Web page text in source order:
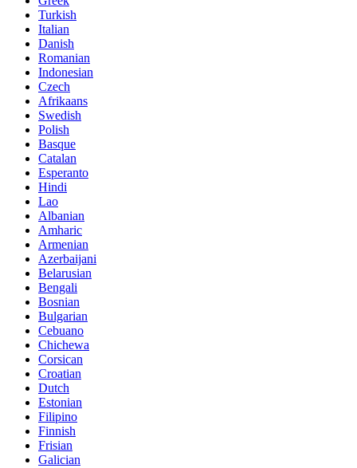
Turkish
Italian
Danish
Romanian
Indonesian
Czech
Afrikaans
Swedish
Polish
Basque
Catalan
Esperanto
Hindi
Lao
Albanian
Amharic
Armenian
Azerbaijani
Belarusian
Bengali
Bosnian
Bulgarian
Cebuano
Chichewa
Corsican
Croatian
Dutch
Estonian
Filipino
Finnish
Frisian
Galician